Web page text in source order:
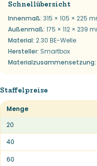
Schnellübersicht
Innenmaß: 315 × 105 × 225
Außenmaß: 175 × 112 × 239
Material: 2.30 BE-Welle
Hersteller: Smartbox
Materialzusammensetzung:
Staffelpreise
Menge
20
40
60